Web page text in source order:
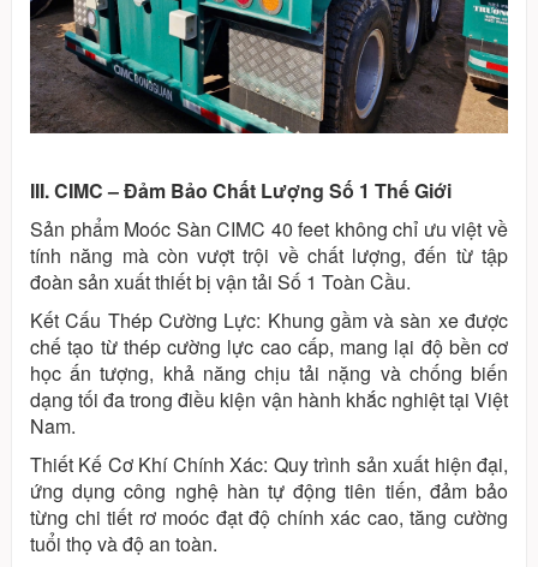
III. CIMC – Đảm Bảo Chất Lượng Số 1 Thế Giới
Sản phẩm Moóc Sàn CIMC 40 feet không chỉ ưu việt về
tính năng mà còn vượt trội về chất lượng, đến từ tập
đoàn sản xuất thiết bị vận tải Số 1 Toàn Cầu.
Kết Cấu Thép Cường Lực: Khung gầm và sàn xe được
chế tạo từ thép cường lực cao cấp, mang lại độ bền cơ
học ấn tượng, khả năng chịu tải nặng và chống biến
dạng tối đa trong điều kiện vận hành khắc nghiệt tại Việt
Nam.
Thiết Kế Cơ Khí Chính Xác: Quy trình sản xuất hiện đại,
ứng dụng công nghệ hàn tự động tiên tiến, đảm bảo
từng chi tiết rơ moóc đạt độ chính xác cao, tăng cường
tuổi thọ và độ an toàn.